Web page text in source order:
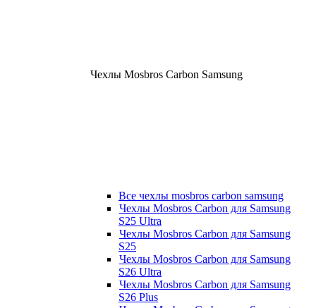
Чехлы Mosbros Carbon Samsung
Все чехлы mosbros carbon samsung
Чехлы Mosbros Carbon для Samsung
S25 Ultra
Чехлы Mosbros Carbon для Samsung
S25
Чехлы Mosbros Carbon для Samsung
S26 Ultra
Чехлы Mosbros Carbon для Samsung
S26 Plus